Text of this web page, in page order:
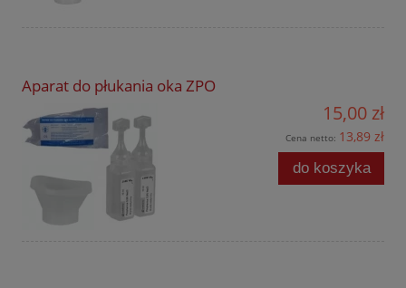
Aparat do płukania oka ZPO
15,00 zł
Cena netto: 13,89 zł
do koszyka